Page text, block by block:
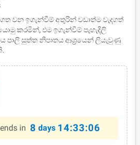
වන ඉගැන්වීම් අතුරින් වඩාත්ම වැදගත්
කරමින්, එම ඉගැන්වීම් පැහැදිලි
පාලි සුත්ත නිපාතය ආශ්‍රයෙන් ලියැවුණු
in 8 days 14:33:06